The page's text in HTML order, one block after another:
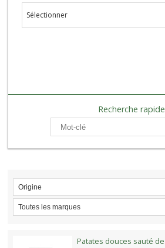
Recherche rapide
Sélectionner
Compare
Origine
Toutes les marques
Patates douces sauté de